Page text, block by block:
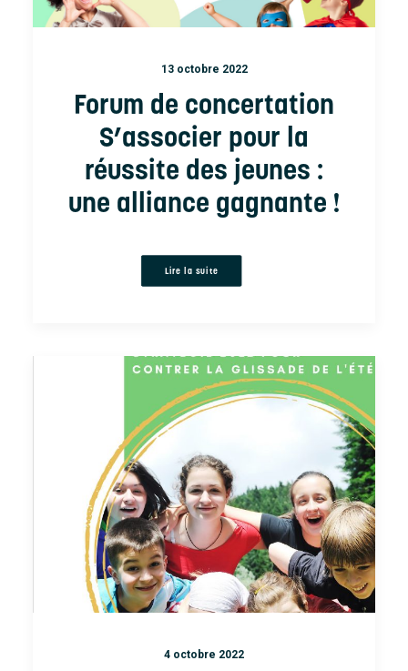
13 octobre 2022
Forum de concertation
S’associer pour la
réussite des jeunes :
une alliance gagnante !
Lire la suite
4 octobre 2022